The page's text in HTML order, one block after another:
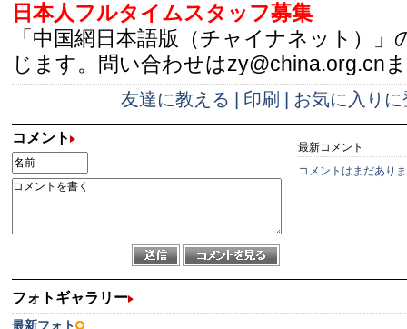
日本人フルタイムスタッフ募集
「中国網日本語版（チャイナネット）」
じます。問い合わせはzy@china.org.cn
友達に教える 印刷 お気に入りに
コメント
最新コメント
コメントはまだあり